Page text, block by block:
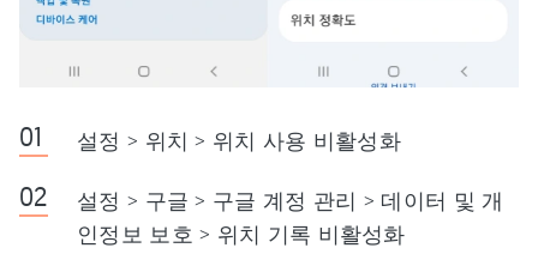
설정 > 위치 > 위치 사용 비활성화
설정 > 구글 > 구글 계정 관리 > 데이터 및 개
인정보 보호 > 위치 기록 비활성화